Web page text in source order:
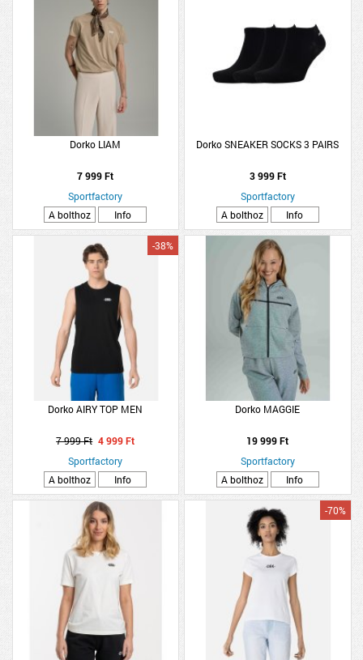
Dorko LIAM
7 999 Ft
Sportfactory
A bolthoz
Info
Dorko SNEAKER SOCKS 3 PAIRS
3 999 Ft
Sportfactory
A bolthoz
Info
Dorko AIRY TOP MEN
-38%
7 999 Ft 4 999 Ft
Sportfactory
A bolthoz
Info
Dorko MAGGIE
19 999 Ft
Sportfactory
A bolthoz
Info
-70%